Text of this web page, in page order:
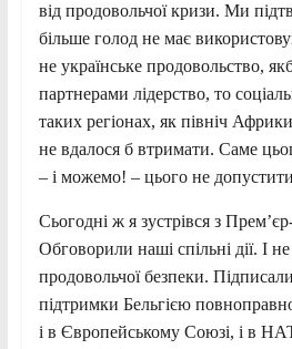
від продовольчої кризи. Ми
більше голод не має
не українське продовольство,
партнерами лідерство, то
таких регіонах, як північ
не вдалося б втримати. Саме
– і можемо! – цього не
Сьогодні ж я зустрівся з
Обговорили наші спільні дії. І
продовольчої безпеки.
підтримки Бельгією
і в Європейському Союзі, і в